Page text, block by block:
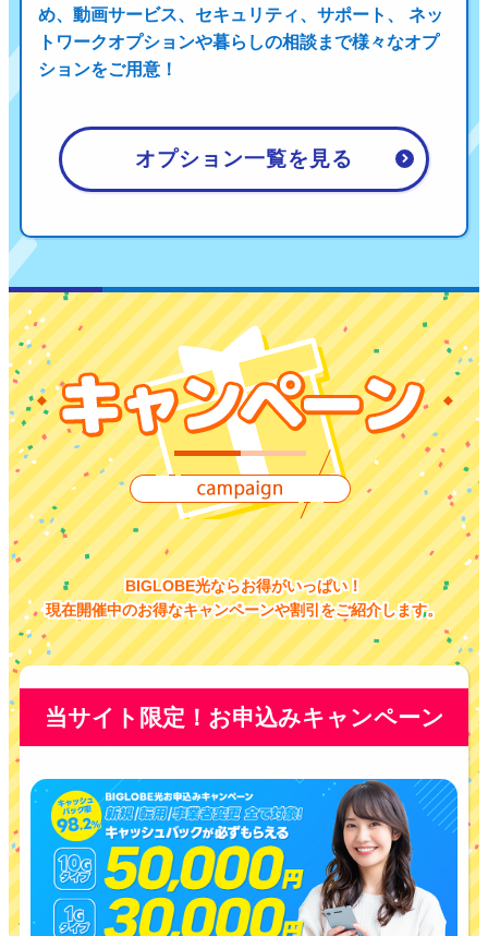
め、 動画サービス、セキュリティ、サポート、 ネッ
トワークオプションや暮らしの相談まで様々なオプ
ションをご用意！
オプション一覧を見る
BIGLOBE光ならお得がいっぱい！
現在開催中のお得なキャンペーンや割引をご紹介します。
当サイト限定！お申込みキャンペーン